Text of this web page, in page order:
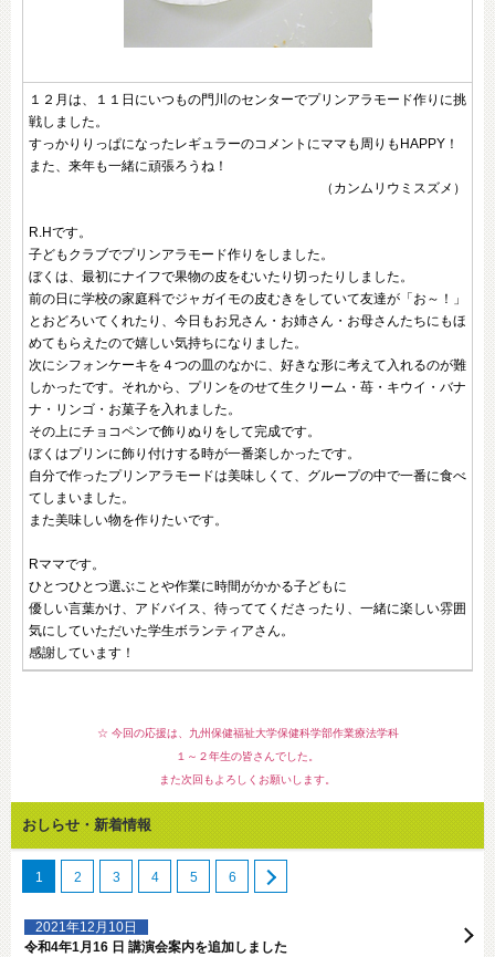
１２月は、１１日にいつもの門川のセンターでプリンアラモード作りに挑
戦しました。
すっかりりっぱになったレギュラーのコメントにママも周りもHAPPY！
また、来年も一緒に頑張ろうね！
（カンムリウミスズメ）
R.Hです。
子どもクラブでプリンアラモード作りをしました。
ぼくは、最初にナイフで果物の皮をむいたり切ったりしました。
前の日に学校の家庭科でジャガイモの皮むきをしていて友達が「お～！」
とおどろいてくれたり、今日もお兄さん・お姉さん・お母さんたちにもほ
めてもらえたので嬉しい気持ちになりました。
次にシフォンケーキを４つの皿のなかに、好きな形に考えて入れるのが難
しかったです。それから、プリンをのせて生クリーム・苺・キウイ・バナ
ナ・リンゴ・お菓子を入れました。
その上にチョコペンで飾りぬりをして完成です。
ぼくはプリンに飾り付けする時が一番楽しかったです。
自分で作ったプリンアラモードは美味しくて、グループの中で一番に食べ
てしまいました。
また美味しい物を作りたいです。
Rママです。
ひとつひとつ選ぶことや作業に時間がかかる子どもに
優しい言葉かけ、アドバイス、待っててくださったり、一緒に楽しい雰囲
気にしていただいた学生ボランティアさん。
感謝しています！
☆ 今回の応援は、九州保健福祉大学保健科学部作業療法学科
１～２年生の皆さんでした。
また次回もよろしくお願いします。
おしらせ・新着情報
1 2 3 4 5 6
2021年12月10日
令和4年1月16 日 講演会案内を追加しました